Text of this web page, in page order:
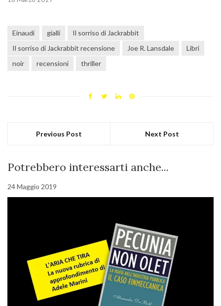
Einaudi gialli
Il sorriso di Jackrabbit
Il sorriso di Jackrabbit recensione
Joe R. Lansdale
Libri
noir
recensioni thriller
Previous Post Next Post
Potrebbero interessarti anche...
24 Maggio 2019